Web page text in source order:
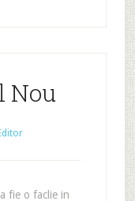
Nou
fie o faclie in